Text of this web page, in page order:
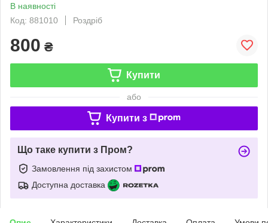
В наявності
Код: 881010
Роздріб
800 ₴
Купити
або
Купити з
Що таке купити з Пром?
Замовлення під захистом
Доступна доставка